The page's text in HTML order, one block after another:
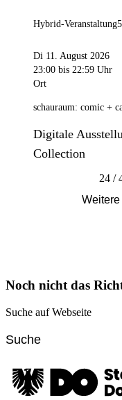
Hybrid-Veranstaltung
Di 11. August 2026
23:00 bis 22:59 Uhr
Ort
schauraum: comic +
Digitale
Collection
24 /
Noch nicht das
Suche auf Webseite